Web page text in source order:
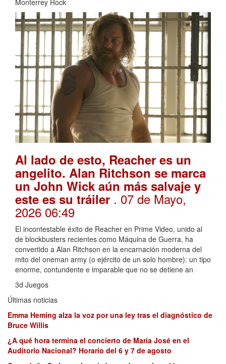
Al lado de esto, Reacher es un
angelito. Alan Ritchson se marca
un John Wick aún más salvaje y
este es su tráiler . 07 de Mayo,
2026 06:49
El incontestable éxito de Reacher en Prime Video, unido al
de blockbusters recientes como Máquina de Guerra, ha
convertido a Alan Ritchson en la encarnación moderna del
mito del oneman army (o ejército de un solo hombre): un tipo
enorme, contundente e imparable que no se detiene an
3d Juegos
Últimas noticias
Emma Heming alza la voz por una ley tras el diagnóstico de
Bruce Willis
¿A qué hora termina el concierto de María José en el
Auditorio Nacional? Horario del 6 y 7 de agosto